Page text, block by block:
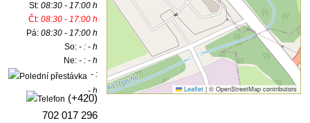
St:08:30 - 17:00 h
Čt:08:30 - 17:00 h
Pá:08:30 - 17:00 h
So:- : - h
Ne:- : - h
- :
- h
(+420)
702 017 296
Leaflet |© OpenStreetMap contributors